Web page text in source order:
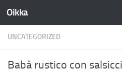
Salta al contenuto
Oikka
UNCATEGORIZED
Babà rustico con